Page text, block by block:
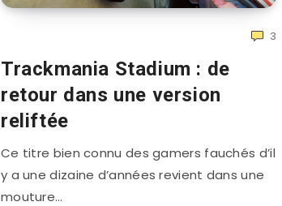
3
Trackmania Stadium : de
retour dans une version
reliftée
Ce titre bien connu des gamers fauchés d’il
y a une dizaine d’années revient dans une
mouture…